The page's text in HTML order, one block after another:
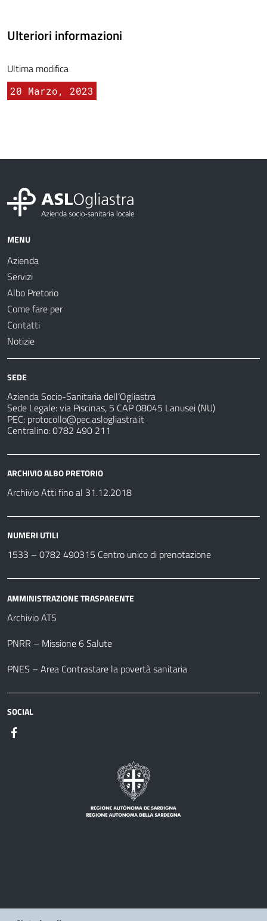
Ulteriori informazioni
Ultima modifica
20 Marzo, 2023
MENU
Azienda
Servizi
Albo Pretorio
Come fare per
Contatti
Notizie
SEDE
Azienda Socio-Sanitaria dell’Ogliastra
Sede Legale: via Piscinas, 5 CAP 08045 Lanusei (NU)
PEC: protocollo@pec.aslogliastra.it
Centralino: 0782 490 211
ARCHIVIO ALBO PRETORIO
Archivio Atti fino al 31.12.2018
NUMERI UTILI
1533 – 0782 490315 Centro unico di prenotazione
AMMINISTRAZIONE TRASPARENTE
Archivio ATS
PNRR – Missione 6 Salute
PNES – Area Contrastare la povertà sanitaria
SOCIAL